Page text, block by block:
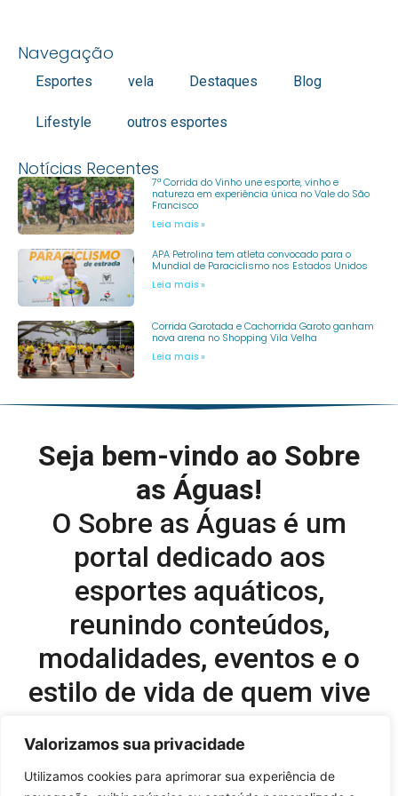
Valorizamos sua privacidade
Utilizamos cookies para aprimorar sua experiência de
Navegação
Esportes vela Destaques Blog
Lifestyle outros esportes
Notícias Recentes
7ª Corrida do Vinho une esporte, vinho e
natureza em experiência única no Vale do São
Francisco
Leia mais »
APA Petrolina tem atleta convocado para o
Mundial de Paraciclismo nos Estados Unidos
Leia mais »
Corrida Garotada e Cachorrida Garoto ganham
nova arena no Shopping Vila Velha
Leia mais »
Seja bem-vindo ao Sobre
as Águas!
O Sobre as Águas é um
portal dedicado aos
esportes aquáticos,
reunindo conteúdos,
modalidades, eventos e o
estilo de vida de quem vive
Editor-chefe e comercial do site: